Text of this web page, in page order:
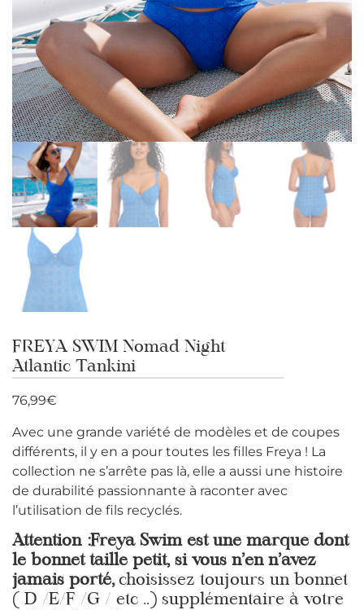
FREYA SWIM Nomad Night
Atlantic Tankini
76,99€
Avec une grande variété de modèles et de coupes
différents, il y en a pour toutes les filles Freya ! La
collection ne s’arrête pas là, elle a aussi une histoire
de durabilité passionnante à raconter avec
l’utilisation de fils recyclés.
Attention :Freya Swim est une marque dont
le bonnet taille petit, si vous n’en n’avez
jamais porté, choisissez toujours un bonnet
( D /E/F /G / etc ..) supplémentaire à votre